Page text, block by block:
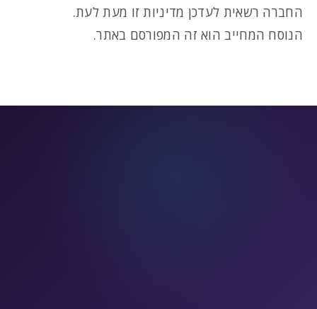
החברה רשאית לעדכן מדיניות זו מעת לעת.
הנוסח המחייב הוא זה המפורסם באתר.